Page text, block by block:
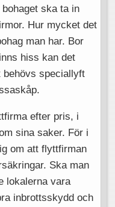
ska ta in
Hur mycket det
man har. Bor
hiss kan det
behövs speciallyft
efter pris, i
sina saker. För i
om att flyttfirman
Ska man
lokalerna vara
inbrottsskydd och